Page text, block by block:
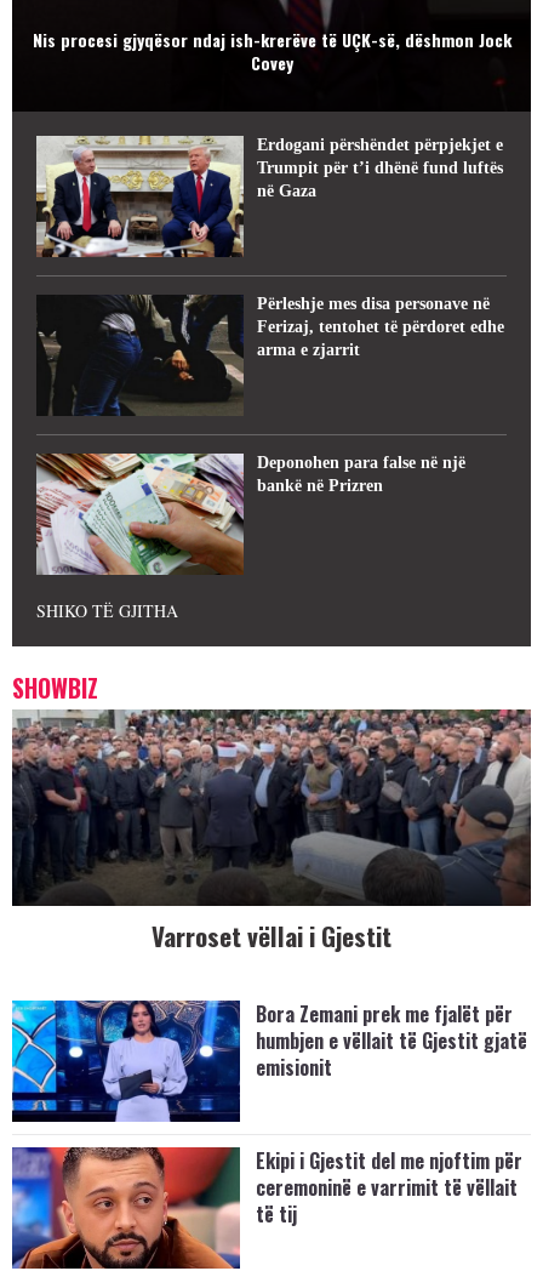
Nis procesi gjyqësor ndaj ish-krerëve të UÇK-së, dëshmon Jock
Covey
Erdogani përshëndet përpjekjet e
Trumpit për t’i dhënë fund luftës
në Gaza
Përleshje mes disa personave në
Ferizaj, tentohet të përdoret edhe
arma e zjarrit
Deponohen para false në një
bankë në Prizren
SHIKO TË GJITHA
SHOWBIZ
Varroset vëllai i Gjestit
Bora Zemani prek me fjalët për
humbjen e vëllait të Gjestit gjatë
emisionit
Ekipi i Gjestit del me njoftim për
ceremoninë e varrimit të vëllait
të tij